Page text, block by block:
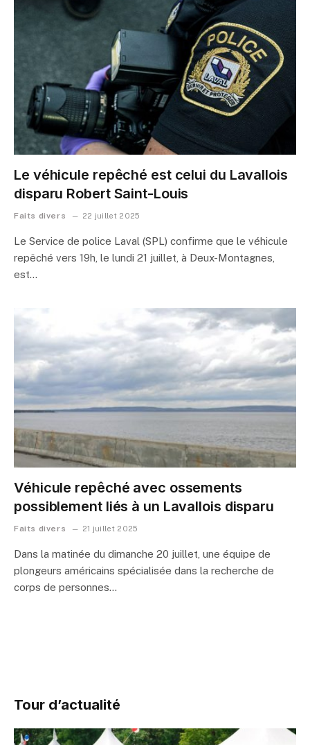
Le véhicule repêché est celui du Lavallois
disparu Robert Saint-Louis
Faits divers 22 juillet 2025
Le Service de police Laval (SPL) confirme que le véhicule
repêché vers 19h, le lundi 21 juillet, à Deux-Montagnes,
est…
Véhicule repêché avec ossements
possiblement liés à un Lavallois disparu
Faits divers 21 juillet 2025
Dans la matinée du dimanche 20 juillet, une équipe de
plongeurs américains spécialisée dans la recherche de
corps de personnes…
Tour d’actualité